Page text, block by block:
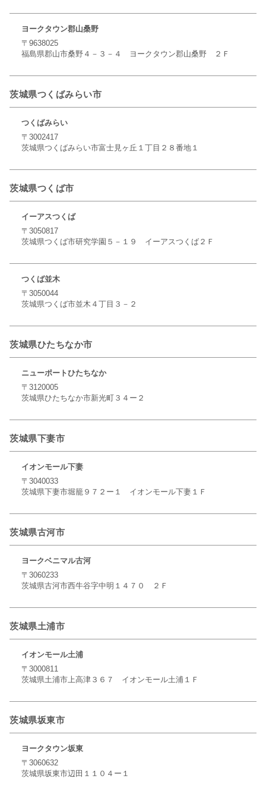
ヨークタウン郡山桑野
〒9638025
福島県郡山市桑野４－３－４ ヨークタウン郡山桑野 ２Ｆ
茨城県つくばみらい市
つくばみらい
〒3002417
茨城県つくばみらい市富士見ヶ丘１丁目２８番地１
茨城県つくば市
イーアスつくば
〒3050817
茨城県つくば市研究学園５－１９ イーアスつくば２Ｆ
つくば並木
〒3050044
茨城県つくば市並木４丁目３－２
茨城県ひたちなか市
ニューポートひたちなか
〒3120005
茨城県ひたちなか市新光町３４ー２
茨城県下妻市
イオンモール下妻
〒3040033
茨城県下妻市堀籠９７２ー１ イオンモール下妻１Ｆ
茨城県古河市
ヨークベニマル古河
〒3060233
茨城県古河市西牛谷字中明１４７０ ２Ｆ
茨城県土浦市
イオンモール土浦
〒3000811
茨城県土浦市上高津３６７ イオンモール土浦１Ｆ
茨城県坂東市
ヨークタウン坂東
〒3060632
茨城県坂東市辺田１１０４ー１